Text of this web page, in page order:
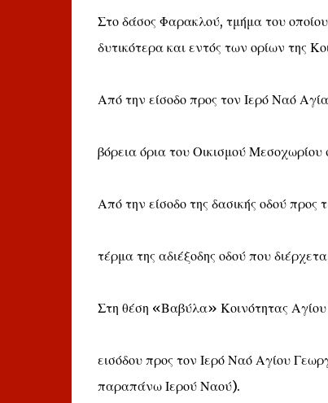
Στο δάσος Φαρακλού, τμήμα του
δυτικότερα και εντός των ορίων της
Από την είσοδο προς τον Ιερό Ναό
βόρεια όρια του Οικισμού
Από την είσοδο της δασικής οδού προς
τέρμα της αδιέξοδης οδού που
Στη θέση «Βαβύλα» Κοινότητας
εισόδου προς τον Ιερό Ναό Αγίου
παραπάνω Ιερού Ναού).